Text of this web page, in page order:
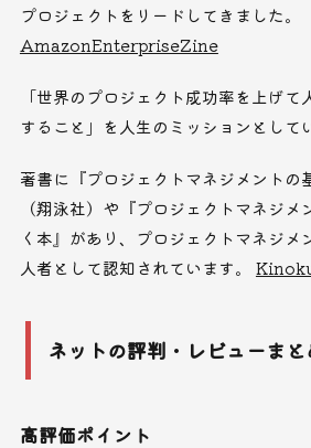
プロジェクトをリードしてきました。
AmazonEnterpriseZine
「世界のプロジェクト成功率を上げ
すること」を人生のミッションとして
著書に『プロジェクトマネジメントの
（翔泳社）や『プロジェクトマネジ
く本』があり、プロジェクトマネジメ
人者として認知されています。
ネットの評判・レビューまと
高評価ポイント